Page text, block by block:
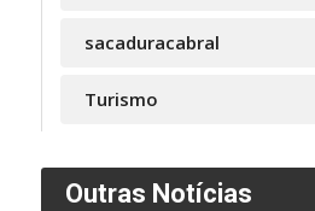
sacaduracabral
Turismo
Outras Notícias